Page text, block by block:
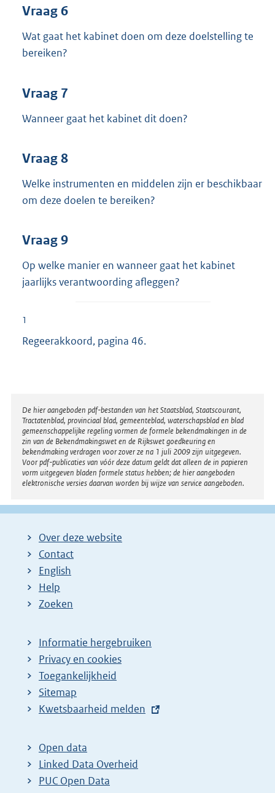
Vraag 6
Wat gaat het kabinet doen om deze doelstelling te
bereiken?
Vraag 7
Wanneer gaat het kabinet dit doen?
Vraag 8
Welke instrumenten en middelen zijn er beschikbaar
om deze doelen te bereiken?
Vraag 9
Op welke manier en wanneer gaat het kabinet
jaarlijks verantwoording afleggen?
1
Regeerakkoord, pagina 46.
Disclaimer
De hier aangeboden pdf-bestanden van het Staatsblad, Staatscourant,
Tractatenblad, provinciaal blad, gemeenteblad, waterschapsblad en blad
gemeenschappelijke regeling vormen de formele bekendmakingen in de
zin van de Bekendmakingswet en de Rijkswet goedkeuring en
bekendmaking verdragen voor zover ze na 1 juli 2009 zijn uitgegeven.
Voor pdf-publicaties van vóór deze datum geldt dat alleen de in papieren
vorm uitgegeven bladen formele status hebben; de hier aangeboden
elektronische versies daarvan worden bij wijze van service aangeboden.
Over deze website
Contact
English
Help
Zoeken
Informatie hergebruiken
Privacy en cookies
Toegankelijkheid
Sitemap
E
t
e
r
Kwetsbaarheid melden
Open data
Linked Data Overheid
PUC Open Data